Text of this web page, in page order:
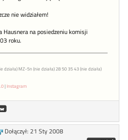
nie widziałem!
na posiedzeniu komisji
roku.
działa) MZ-5n (nie działa) 28 50 35 43 (nie działa)
|Instagram
Dołączył: 21 Sty 2008